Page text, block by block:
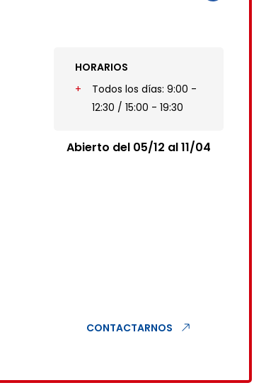
26 27 28
HORARIOS
Todos los días: 9:00 -
12:30 / 15:00 - 19:30
Abierto del 05/12 al 11/04
CONTACTARNOS